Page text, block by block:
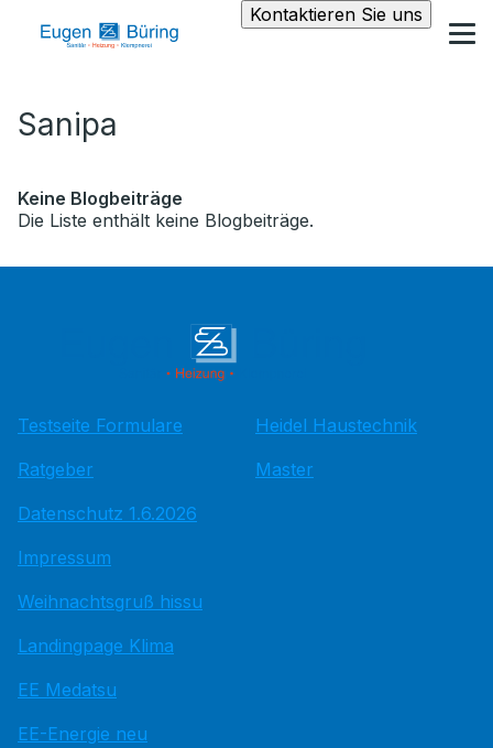
Kontaktieren Sie uns
Sanipa
Keine Blogbeiträge
Die Liste enthält keine Blogbeiträge.
Testseite Formulare
Ratgeber
Datenschutz 1.6.2026
Impressum
Weihnachtsgruß hissu
Landingpage Klima
EE Medatsu
EE-Energie neu
Heidel Haustechnik
Master